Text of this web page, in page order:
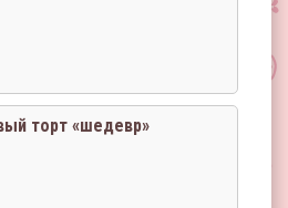
торт «шедевр»